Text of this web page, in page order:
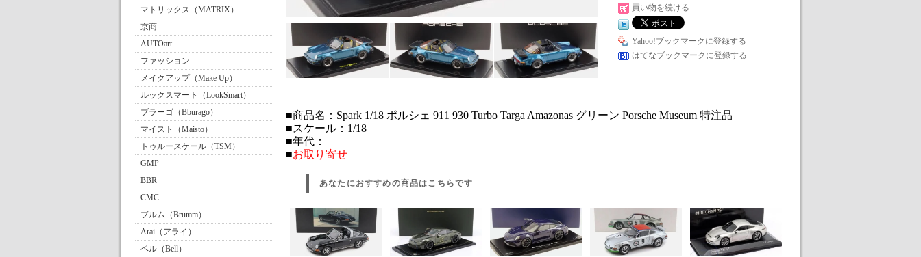
マトリックス（MATRIX）
京商
AUTOart
ファッション
メイクアップ（Make Up）
ルックスマート（LookSmart）
ブラーゴ（Bburago）
マイスト（Maisto）
トゥルースケール（TSM）
GMP
BBR
CMC
ブルム（Brumm）
Arai（アライ）
ベル（Bell）
買い物を続ける
Yahoo!ブックマークに登録する
はてなブックマークに登録する
■商品名：Spark 1/18 ポルシェ 911 930 Turbo Targa Amazonas グリーン Porsche Museum 特注品
■スケール：1/18
■年代：
■お取り寄せ
あなたにおすすめの商品はこちらです